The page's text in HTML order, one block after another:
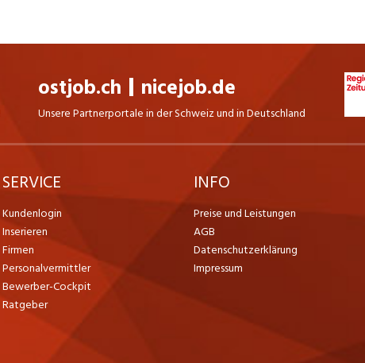
ostjob.ch nicejob.de
Unsere Partnerportale in der Schweiz und in Deutschland
SERVICE
Kundenlogin
Inserieren
Firmen
Personalvermittler
Bewerber-Cockpit
Ratgeber
INFO
Preise und Leistungen
AGB
Datenschutzerklärung
Impressum